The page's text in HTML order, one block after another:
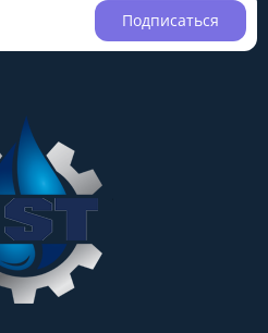
Подписаться